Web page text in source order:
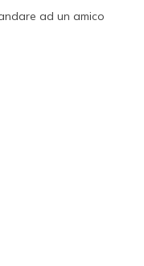
small
ad un amico